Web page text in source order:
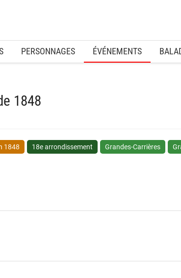
PERSONNAGES ÉVÉNEMENTS
1848
1848 18e arrondissement Grandes-Carrières